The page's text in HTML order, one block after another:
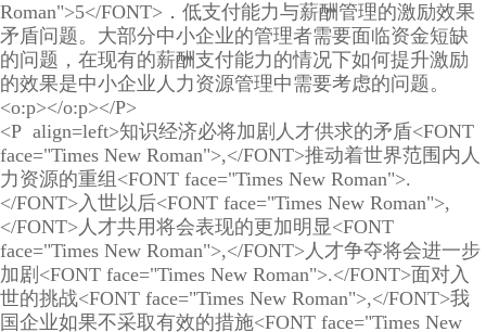
Roman">5</FONT>．低支付能力与薪酬管理的激励效果
矛盾问题。大部分中小企业的管理者需要面临资金短缺
的问题，在现有的薪酬支付能力的情况下如何提升激励
的效果是中小企业人力资源管理中需要考虑的问题。
<o:p></o:p></P>
<P align=left>知识经济必将加剧人才供求的矛盾<FONT
face="Times New Roman">,</FONT>推动着世界范围内人
力资源的重组<FONT face="Times New Roman">.
</FONT>入世以后<FONT face="Times New Roman">,
</FONT>人才共用将会表现的更加明显<FONT
face="Times New Roman">,</FONT>人才争夺将会进一步
加剧<FONT face="Times New Roman">.</FONT>面对入
世的挑战<FONT face="Times New Roman">,</FONT>我
国企业如果不采取有效的措施<FONT face="Times New